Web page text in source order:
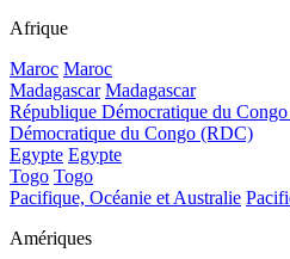
Afrique
Maroc Maroc
Madagascar Madagascar
République Démocratique du
Démocratique du Congo (RDC)
Egypte Egypte
Togo Togo
Pacifique, Océanie et Australie
Amériques